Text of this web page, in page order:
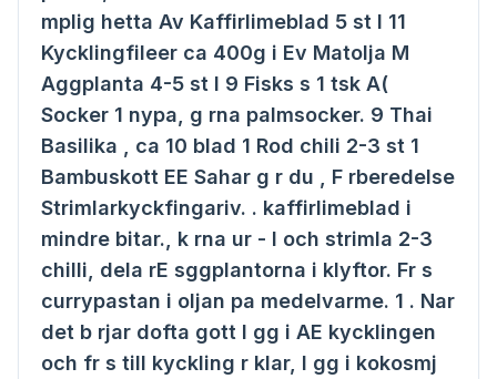
mplig hetta Av Kaffirlimeblad 5 st I 11
Kycklingfileer ca 400g i Ev Matolja M
Aggplanta 4-5 st I 9 Fisks s 1 tsk A(
Socker 1 nypa, g rna palmsocker. 9 Thai
Basilika , ca 10 blad 1 Rod chili 2-3 st 1
Bambuskott EE Sahar g r du , F rberedelse
Strimlarkyckfingariv. . kaffirlimeblad i
mindre bitar., k rna ur - I och strimla 2-3
chilli, dela rE sggplantorna i klyftor. Fr s
currypastan i oljan pa medelvarme. 1 . Nar
det b rjar dofta gott l gg i AE kycklingen
och fr s till kyckling r klar, l gg i kokosmj